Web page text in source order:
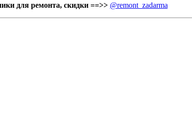
для ремонта, скидки ==>> @remont_zadarma